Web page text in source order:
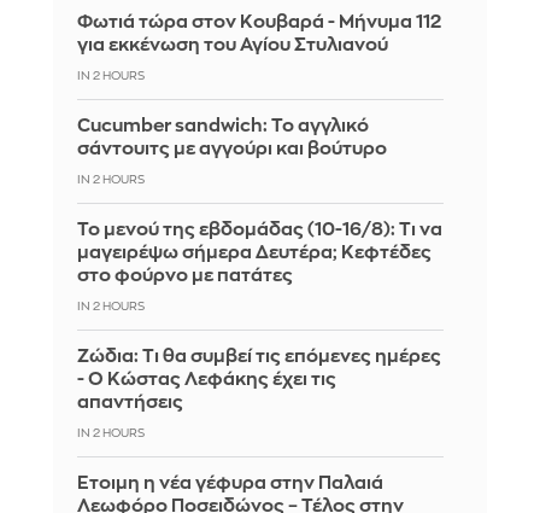
Φωτιά τώρα στον Κουβαρά - Μήνυμα 112
για εκκένωση του Αγίου Στυλιανού
IN 2 HOURS
Cucumber sandwich: Το αγγλικό
σάντουιτς με αγγούρι και βούτυρο
IN 2 HOURS
Το μενού της εβδομάδας (10-16/8): Τι να
μαγειρέψω σήμερα Δευτέρα; Κεφτέδες
στο φούρνο με πατάτες
IN 2 HOURS
Ζώδια: Τι θα συμβεί τις επόμενες ημέρες
- Ο Κώστας Λεφάκης έχει τις
απαντήσεις
IN 2 HOURS
Έτοιμη η νέα γέφυρα στην Παλαιά
Λεωφόρο Ποσειδώνος – Τέλος στην